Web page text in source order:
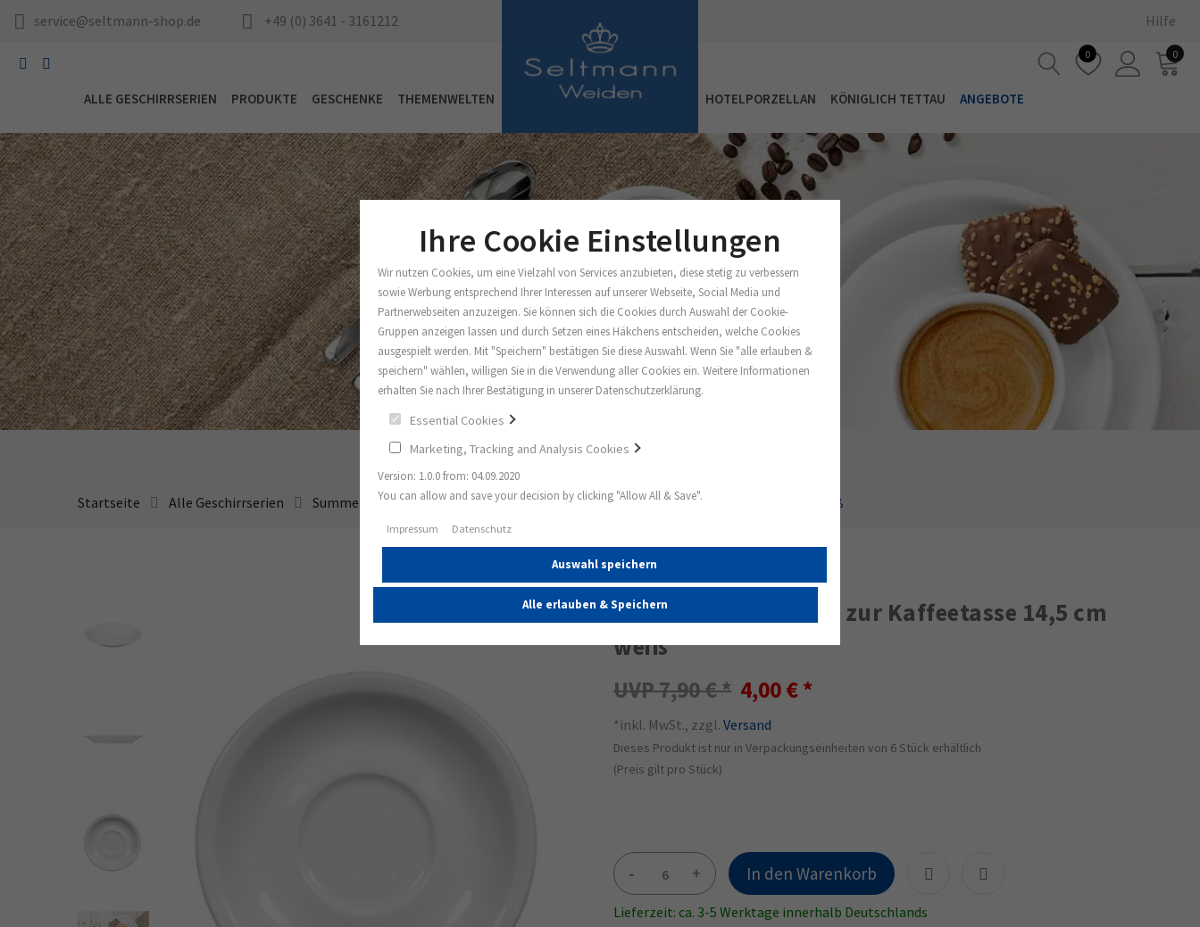
service@seltmann-shop.de +49 (0) 3641 - 3161212 Hilfe
ALLE GESCHIRRSERIEN PRODUKTE GESCHENKE THEMENWELTEN HOTELPORZELLAN KÖNIGLICH TETTAU ANGEBOTE
0 0
Startseite Alle Geschirrserien Summer Sale Compact weiß Compact Untertasse zur Kaffeetasse 14,5 cm weiß
49%
Compact Untertasse zur Kaffeetasse 14,5 cm
weiß
7,90 € 4,00 €
*inkl. MwSt., zzgl. Versand
Dieses Produkt ist nur in Verpackungseinheiten von 6 Stück erhältlich
(Preis gilt pro Stück)
- + In den Warenkorb
Lieferzeit: ca. 3-5 Werktage innerhalb Deutschlands
Ihre Cookie Einstellungen
Wir nutzen Cookies, um eine Vielzahl von Services anzubieten, diese stetig zu verbessern
sowie Werbung entsprechend Ihrer Interessen auf unserer Webseite, Social Media und
Partnerwebseiten anzuzeigen. Sie können sich die Cookies durch Auswahl der Cookie-
Gruppen anzeigen lassen und durch Setzen eines Häkchens entscheiden, welche Cookies
ausgespielt werden. Mit "Speichern" bestätigen Sie diese Auswahl. Wenn Sie "alle erlauben &
speichern" wählen, willigen Sie in die Verwendung aller Cookies ein. Weitere Informationen
erhalten Sie nach Ihrer Bestätigung in unserer Datenschutzerklärung.
Essential Cookies
Marketing, Tracking and Analysis Cookies
Version: 1.0.0 from: 04.09.2020
You can allow and save your decision by clicking "Allow All & Save".
Impressum Datenschutz
Auswahl speichern
Alle erlauben & Speichern